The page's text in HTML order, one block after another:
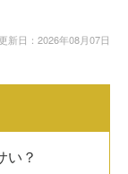
更新日：2026年08月07日
い？